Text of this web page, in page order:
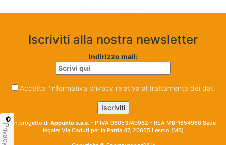
Iscriviti alla nostra newsletter
Indirizzo mail:
Accetto l'informativa privacy relativa al trattamento dei dati
Un progetto di Appunto s.a.s. - P.IVA 06053740962 - REA MB-1854968 Sede
legale: Via Caduti per la Patria 47, 20855 Lesmo (MB)
Privacy